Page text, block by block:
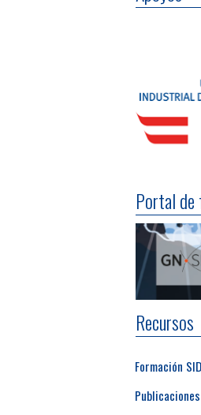
Portal de
Recursos
Formación
Publicaciones